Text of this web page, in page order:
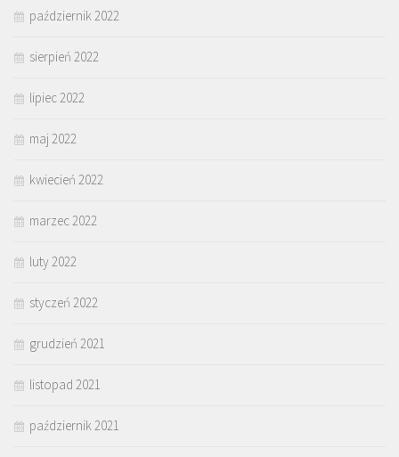
październik 2022
sierpień 2022
lipiec 2022
maj 2022
kwiecień 2022
marzec 2022
luty 2022
styczeń 2022
grudzień 2021
listopad 2021
październik 2021